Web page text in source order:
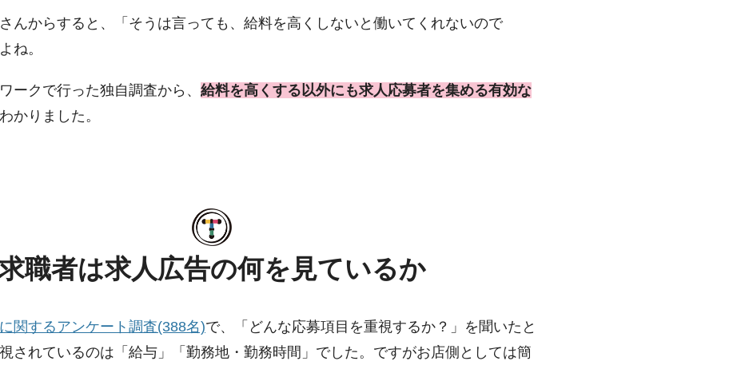
んからすると、「そうは言っても、給料を高くしないと働いてくれないので
ね。
ークで行った独自調査から、 給料を高くする以外にも求人応募者を集める有効な
かりました。
職者は求人広告の何を見ているか
関するアンケート調査(388名)で、「どんな応募項目を重視するか？」を聞いたと
されているのは「給与」「勤務地・勤務時間」でした。ですがお店側としては簡